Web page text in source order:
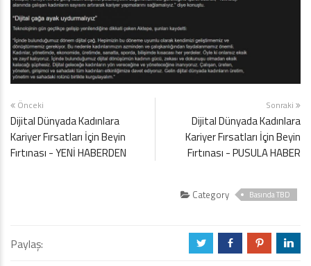
Önceki
Dijital Dünyada Kadınlara
Kariyer Fırsatları İçin Beyin
Fırtınası - YENİ HABERDEN
Sonraki
Dijital Dünyada Kadınlara
Kariyer Fırsatları İçin Beyin
Fırtınası - PUSULA HABER
Category Basında TBD
Paylaş: a b d j